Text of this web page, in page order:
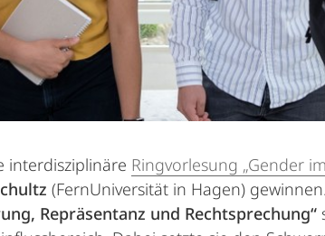
interdisziplinäre Ringvorlesung „Gender
(FernUniversität in Hagen)
Repräsentanz und Rechtsprechung“